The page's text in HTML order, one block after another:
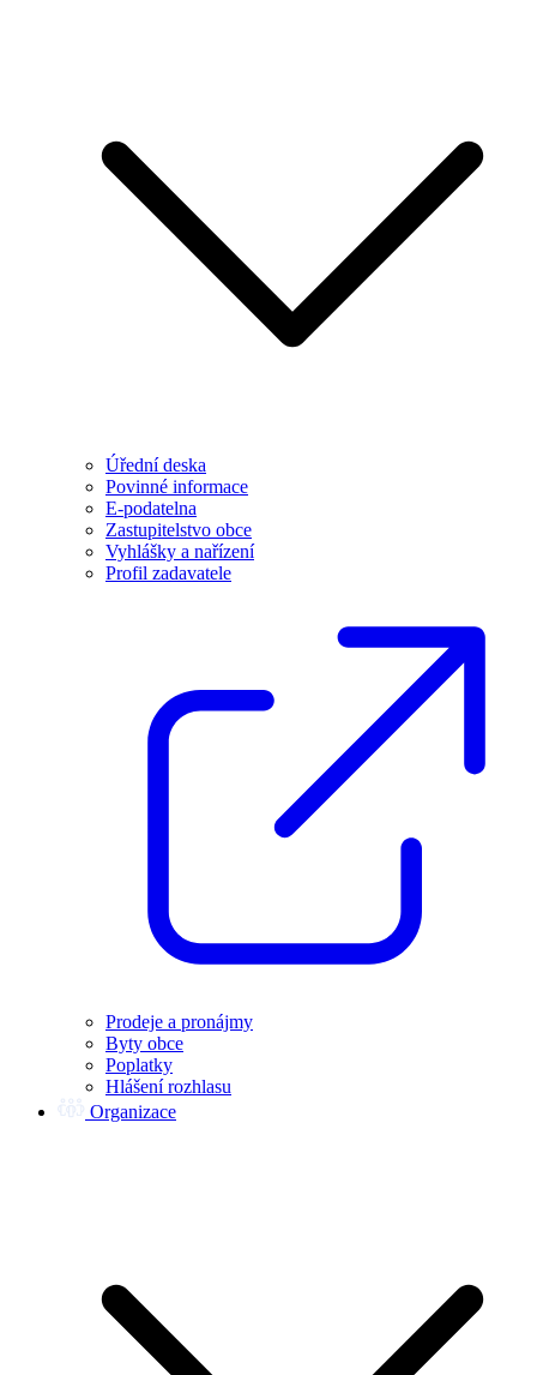
Úřední deska
Povinné informace
E-podatelna
Zastupitelstvo obce
Vyhlášky a nařízení
Profil zadavatele
Prodeje a pronájmy
Byty obce
Poplatky
Hlášení rozhlasu
Organizace